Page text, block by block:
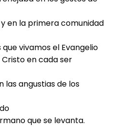
en la primera comunidad
vivamos el Evangelio
en cada ser
las angustias de los
que se levanta.